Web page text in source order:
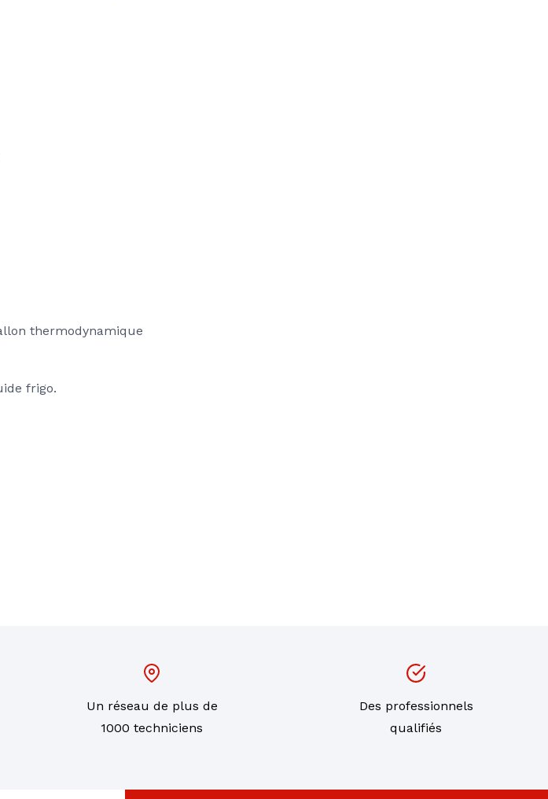
thermodynamique
frigo.
Un réseau de plus de
1000 techniciens
Des professionnels
qualifiés